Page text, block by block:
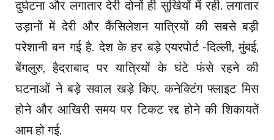
दुर्घटना और लगातार देरी दोनों ही सुर्खियों में रही. लगातार
उड़ानों में देरी और कैंसिलेशन यात्रियों की सबसे बड़ी
परेशानी बन गई है. देश के हर बड़े एयरपोर्ट -दिल्ली, मुंबई,
बेंगलुरु, हैदराबाद पर यात्रियों के घंटे फंसे रहने की
घटनाओं ने बड़े सवाल खड़े किए. कनेक्टिंग फ्लाइट मिस
होने और आखिरी समय पर टिकट रद्द होने की शिकायतें
आम हो गई.